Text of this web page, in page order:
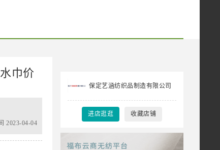
巾价
2023-04-04
保定艺涵纺织品制造有限公司
进店逛逛 收藏店铺